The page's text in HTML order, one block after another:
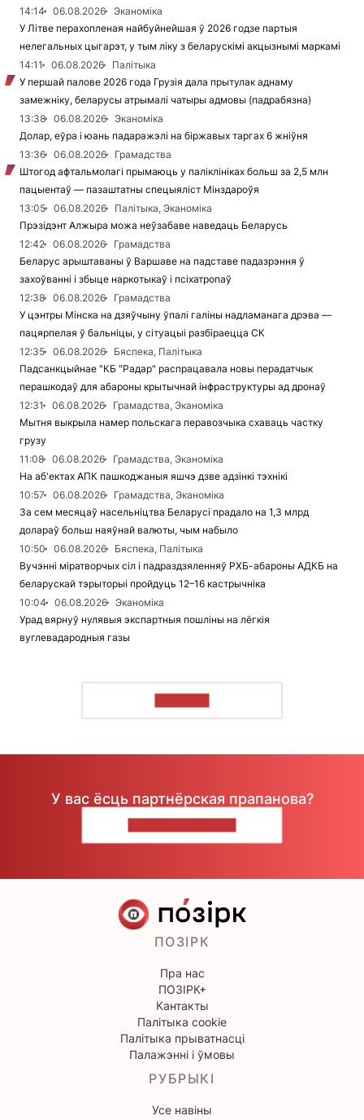
14:14
06.08.2026
Эканоміка
У Літве перахопленая найбуйнейшая ў 2026 годзе партыя
нелегальных цыгарэт, у тым ліку з беларускімі акцызнымі маркамі
14:11
06.08.2026
Палітыка
У першай палове 2026 года Грузія дала прытулак аднаму
замежніку, беларусы атрымалі чатыры адмовы (падрабязна)
13:38
06.08.2026
Эканоміка
Долар, еўра і юань падаражэлі на біржавых таргах 6 жніўня
13:36
06.08.2026
Грамадства
Штогод афтальмолагі прымаюць у паліклініках больш за 2,5 млн
пацыентаў — пазаштатны спецыяліст Мінздароўя
13:05
06.08.2026
Палітыка, Эканоміка
Прэзідэнт Алжыра можа неўзабаве наведаць Беларусь
12:42
06.08.2026
Грамадства
Беларус арыштаваны ў Варшаве на падставе падазрэння ў
захоўванні і збыце наркотыкаў і псіхатропаў
12:38
06.08.2026
Грамадства
У цэнтры Мінска на дзяўчыну ўпалі галіны надламанага дрэва —
пацярпелая ў бальніцы, у сітуацыі разбіраецца СК
12:35
06.08.2026
Бяспека, Палітыка
Падсанкцыйнае "КБ "Радар" распрацавала новы перадатчык
перашкодаў для абароны крытычнай інфраструктуры ад дронаў
12:31
06.08.2026
Грамадства, Эканоміка
Мытня выкрыла намер польскага перавозчыка схаваць частку
грузу
11:08
06.08.2026
Грамадства, Эканоміка
На аб'ектах АПК пашкоджаныя яшчэ дзве адзінкі тэхнікі
10:57
06.08.2026
Грамадства, Эканоміка
За сем месяцаў насельніцтва Беларусі прадало на 1,3 млрд
долараў больш наяўнай валюты, чым набыло
10:50
06.08.2026
Бяспека, Палітыка
Вучэнні міратворчых сіл і падраздзяленняў РХБ-абароны АДКБ на
беларускай тэрыторыі пройдуць 12–16 кастрычніка
10:04
06.08.2026
Эканоміка
Урад вярнуў нулявыя экспартныя пошліны на лёгкія
вуглевадародныя газы
У вас ёсць партнёрская прапанова?
ПОЗІРК
Пра нас
ПОЗІРК+
Кантакты
Палітыка cookie
Палітыка прыватнасці
Палажэнні і ўмовы
РУБРЫКІ
Усе навіны